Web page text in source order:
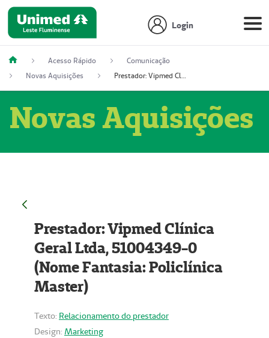
Login
Acesso Rápido
Comunicação
Novas Aquisições
Prestador: Vipmed Clínica Geral Ltda, 51004349-0 (Nome Fantasia: Policlínica Master)
Novas Aquisições
Prestador: Vipmed Clínica
Geral Ltda, 51004349-0
(Nome Fantasia: Policlínica
Master)
Texto: Relacionamento do prestador
Design: Marketing